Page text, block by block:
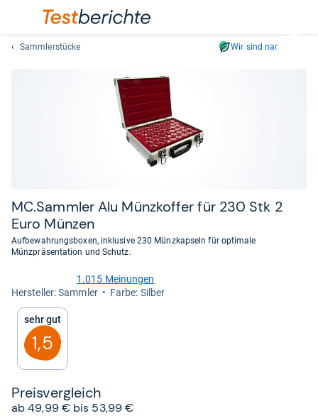
Sammlerstücke Wir sind nachhaltig
MC.Samm­ler Alu Münz­kof­fer für 230 Stk 2
Euro Mün­zen
Aufbewahrungsboxen, inklusive 230 Münzkapseln für optimale
Münzpräsentation und Schutz.
von
Sternen
1.015 Meinungen
Her­stel­ler: Sammler
Farbe: Silber
Sehr gut
1,5
Preis­ver­gleich
ab 49,99 € bis 53,99 €